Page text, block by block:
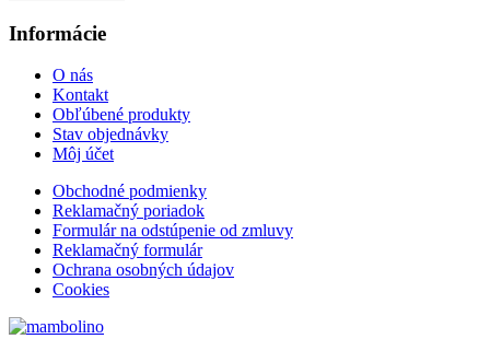
Informácie
O nás
Kontakt
Obľúbené produkty
Stav objednávky
Môj účet
Obchodné podmienky
Reklamačný poriadok
Formulár na odstúpenie od zmluvy
Reklamačný formulár
Ochrana osobných údajov
Cookies